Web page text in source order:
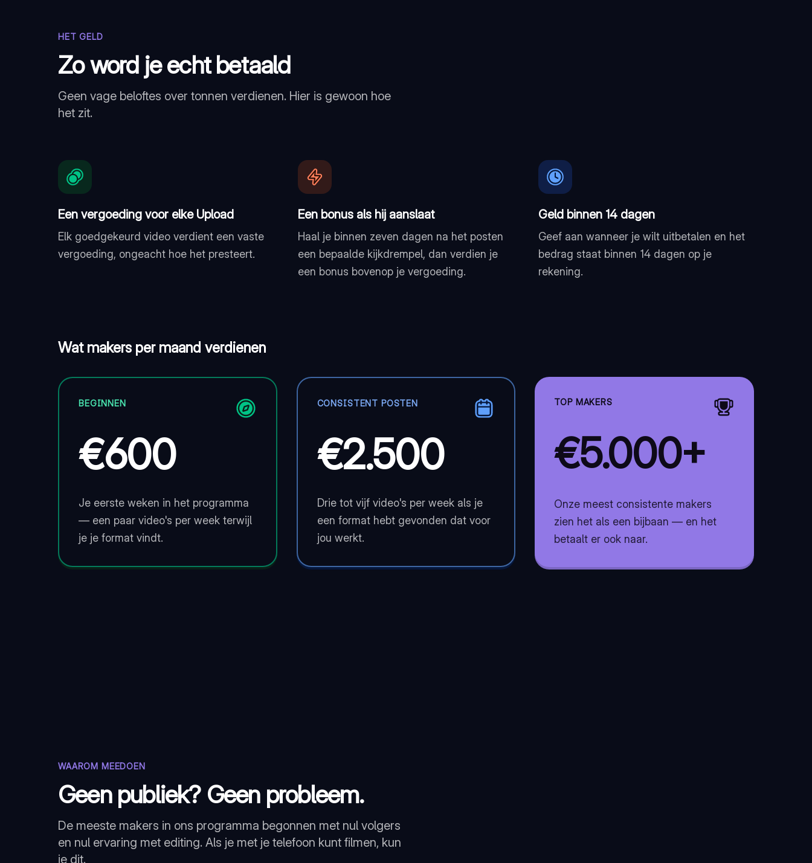
HET GELD
Zo word je echt betaald
Geen vage beloftes over tonnen verdienen. Hier is gewoon hoe
het zit.
Een vergoeding voor elke Upload
Elk goedgekeurd video verdient een vaste
vergoeding, ongeacht hoe het presteert.
Een bonus als hij aanslaat
Haal je binnen zeven dagen na het posten
een bepaalde kijkdrempel, dan verdien je
een bonus bovenop je vergoeding.
Geld binnen 14 dagen
Geef aan wanneer je wilt uitbetalen en het
bedrag staat binnen 14 dagen op je
rekening.
Wat makers per maand verdienen
BEGINNEN
€600
Je eerste weken in het programma
— een paar video's per week terwijl
je je format vindt.
CONSISTENT POSTEN
€2.500
Drie tot vijf video's per week als je
een format hebt gevonden dat voor
jou werkt.
TOP MAKERS
€5.000+
Onze meest consistente makers
zien het als een bijbaan — en het
betaalt er ook naar.
WAAROM MEEDOEN
Geen publiek? Geen probleem.
De meeste makers in ons programma begonnen met nul volgers
en nul ervaring met editing. Als je met je telefoon kunt filmen, kun
je dit.